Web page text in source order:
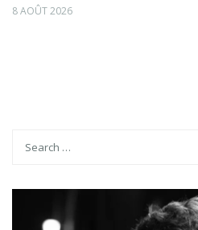
8 AOÛT 2026